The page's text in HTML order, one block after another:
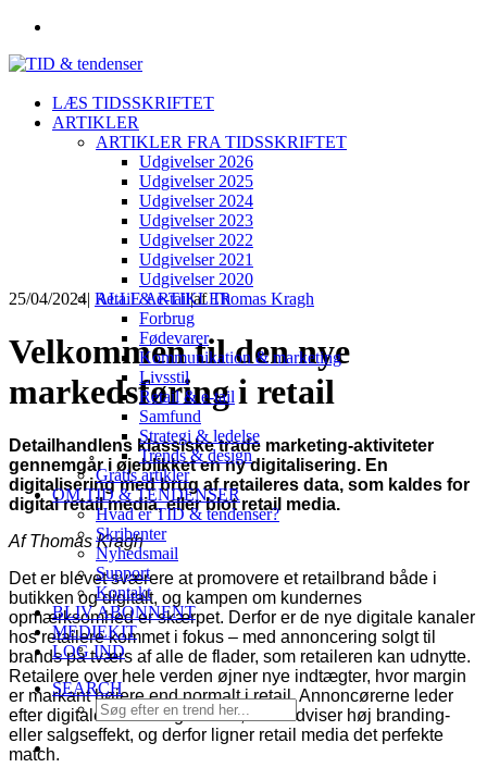
LÆS TIDSSKRIFTET
ARTIKLER
ARTIKLER FRA TIDSSKRIFTET
Udgivelser 2026
Udgivelser 2025
Udgivelser 2024
Udgivelser 2023
Udgivelser 2022
Udgivelser 2021
Udgivelser 2020
ALLE ARTIKLER
Forbrug
Fødevarer
Kommunikation & marketing
Livsstil
Retail & e-tail
Samfund
Strategi & ledelse
Trends & design
Gratis artikler
OM TID & TENDENSER
Hvad er TID & tendenser?
Skribenter
Nyhedsmail
Support
Kontakt
BLIV ABONNENT
MEDIEKIT
LOG IND
SEARCH
25/04/2024| Retail & e-tail|afThomas Kragh
Velkommen til den nye
markedsføring i retail
Detailhandlens klassiske trade marketing-aktiviteter
gennemgår i øjeblikket en ny digitalisering. En
digitalisering med brug af retaileres data, som kaldes for
digital retail media, eller blot retail media.
Af Thomas Kragh
Det er blevet sværere at promovere et retailbrand både i
butikken og digitalt, og kampen om kundernes
opmærksomhed er skærpet. Derfor er de nye digitale kanaler
hos retailere kommet i fokus – med annoncering solgt til
brands på tværs af alle de flader, som retaileren kan udnytte.
Retailere over hele verden øjner nye indtægter, hvor margin
er markant højere end normalt i retail. Annoncørerne leder
efter digitale marketingkanaler, som udviser høj branding-
eller salgseffekt, og derfor ligner retail media det perfekte
match.